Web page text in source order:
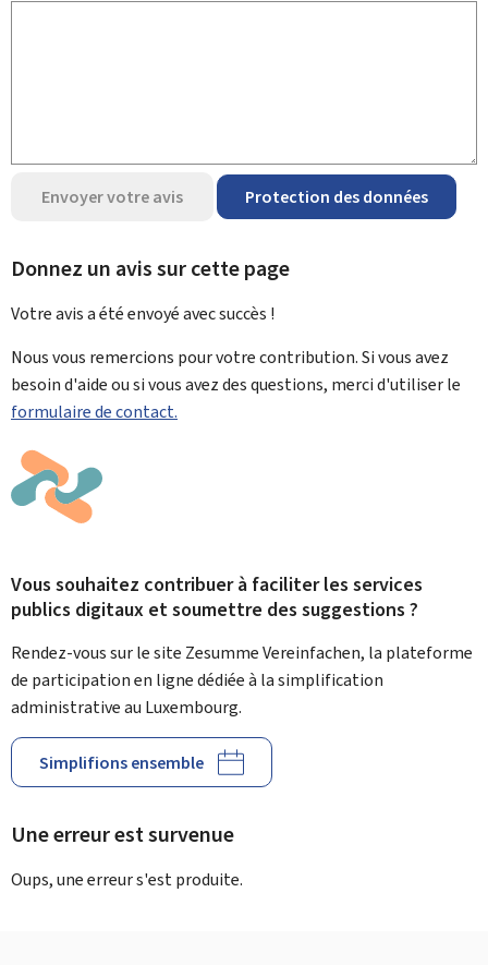
Envoyer votre avis Protection des données
Donnez un avis sur cette page
Votre avis a été envoyé avecsuccès !
Nous vous remercions pour votre contribution. Si vous avez
besoin d'aide ou si vous avez des questions, merci d'utiliser le
formulaire de contact.
Vous souhaitez contribuer à faciliter les services
publics digitaux et soumettre des suggestions ?
Rendez-vous sur le site Zesumme Vereinfachen, la plateforme
de participation en ligne dédiée à la simplification
administrative au Luxembourg.
Simplifions ensemble
Une erreur est survenue
Oups, une erreur s'est produite.